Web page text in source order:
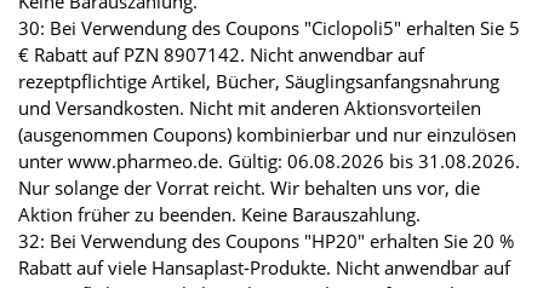
30: Bei Verwendung des Coupons "Ciclopoli5" erhalten Sie 5
€ Rabatt auf PZN 8907142. Nicht anwendbar auf
rezeptpflichtige Artikel, Bücher, Säuglingsanfangsnahrung
und Versandkosten. Nicht mit anderen Aktionsvorteilen
(ausgenommen Coupons) kombinierbar und nur einzulösen
unter www.pharmeo.de. Gültig: 06.08.2026 bis 31.08.2026.
Nur solange der Vorrat reicht. Wir behalten uns vor, die
Aktion früher zu beenden. Keine Barauszahlung.
32: Bei Verwendung des Coupons "HP20" erhalten Sie 20 %
Rabatt auf viele Hansaplast-Produkte. Nicht anwendbar auf